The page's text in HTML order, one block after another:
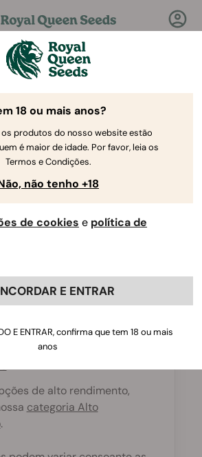
Respostas!
Royal Queen Seeds Help Center
e
Back
produz o maior
lidera o grupo em termos de
seguida pelas
de alto rendimento,
categoria Alto
.
18 ou mais anos?
produtos do nosso website estão
é maior de idade. Por favor, leia os
Termos e Condições.
não tenho +18
de cookies e política de
E ENTRAR
E ENTRAR, confirma que tem 18 ou mais
anos